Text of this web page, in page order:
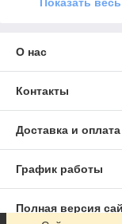
Показать
О нас
Контакты
Доставка и оплата
График работы
Полная версия